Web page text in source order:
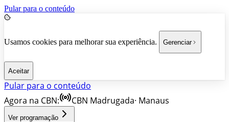
Pular para o conteúdo
Usamos cookies para melhorar sua experiência. Gerenciar
Aceitar
Pular para o conteúdo
Agora na CBN:
CBN Madrugada· Manaus
Ver programação